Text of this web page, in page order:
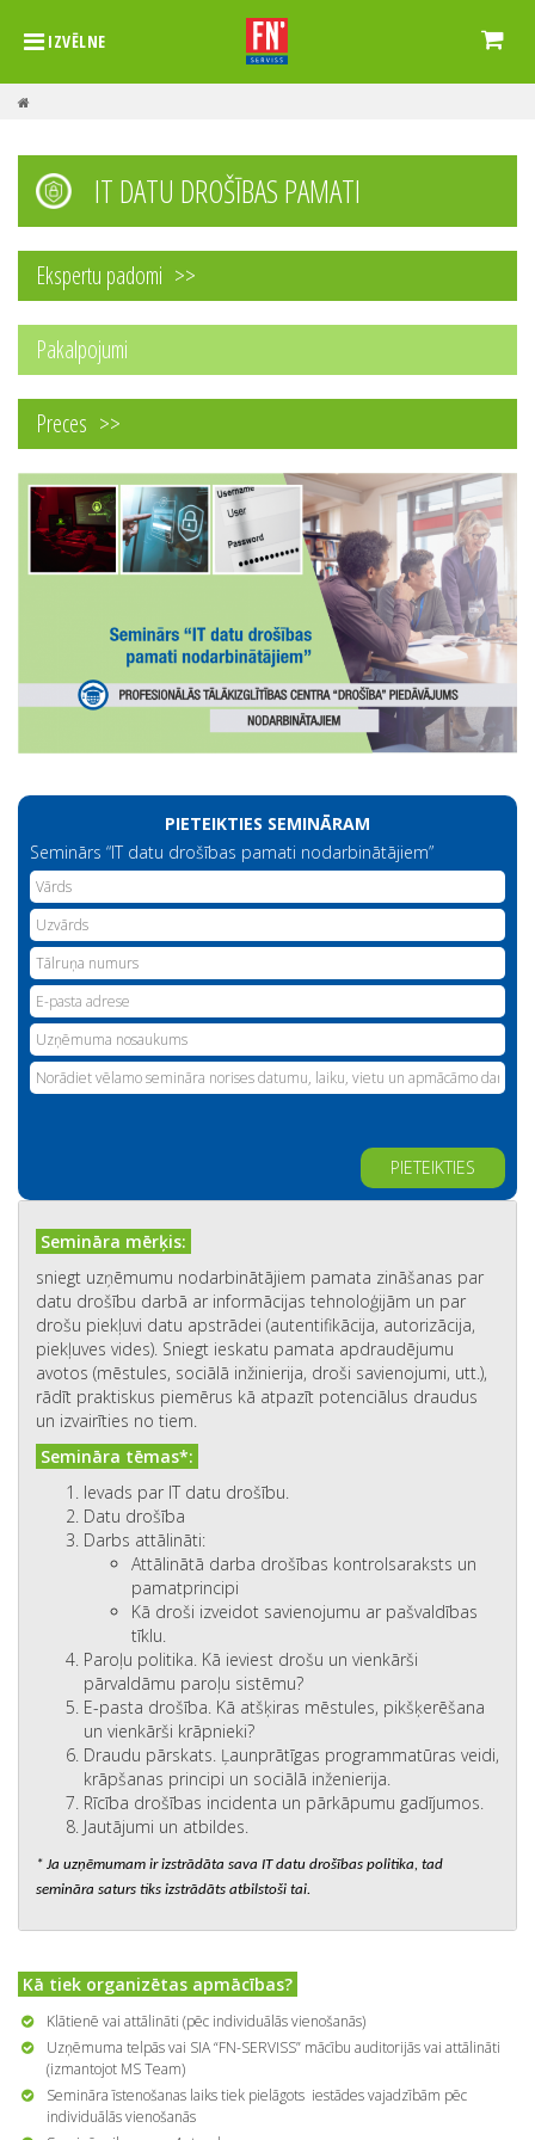
IZVĒLNE
IT DATU DROŠĪBAS PAMATI
Ekspertu padomi
Pakalpojumi
Preces
PIETEIKTIES SEMINĀRAM
Seminārs “IT datu drošības pamati nodarbinātājiem”
Alternative:
Semināra mērķis:
sniegt uzņēmumu nodarbinātājiem pamata zināšanas par
datu drošību darbā ar informācijas tehnoloģijām un par
drošu piekļuvi datu apstrādei (autentifikācija, autorizācija,
piekļuves vides). Sniegt ieskatu pamata apdraudējumu
avotos (mēstules, sociālā inžinierija, droši savienojumi, utt.),
rādīt praktiskus piemērus kā atpazīt potenciālus draudus
un izvairīties no tiem.
Semināra tēmas*:
Ievads par IT datu drošību.
Datu drošība
Darbs attālināti:
Attālinātā darba drošības kontrolsaraksts un
pamatprincipi
Kā droši izveidot savienojumu ar pašvaldības
tīklu.
Paroļu politika. Kā ieviest drošu un vienkārši
pārvaldāmu paroļu sistēmu?
E-pasta drošība. Kā atšķiras mēstules, pikšķerēšana
un vienkārši krāpnieki?
Draudu pārskats. Ļaunprātīgas programmatūras veidi,
krāpšanas principi un sociālā inženierija.
Rīcība drošības incidenta un pārkāpumu gadījumos.
Jautājumi un atbildes.
* Ja uzņēmumam ir izstrādāta sava IT datu drošības politika, tad
semināra saturs tiks izstrādāts atbilstoši tai.
Kā tiek organizētas apmācības?
Klātienē vai attālināti (pēc individuālās vienošanās)
Uzņēmuma telpās vai SIA “FN-SERVISS” mācību auditorijās vai attālināti
(izmantojot MS Team)
Semināra īstenošanas laiks tiek pielāgots iestādes vajadzībām pēc
individuālās vienošanās